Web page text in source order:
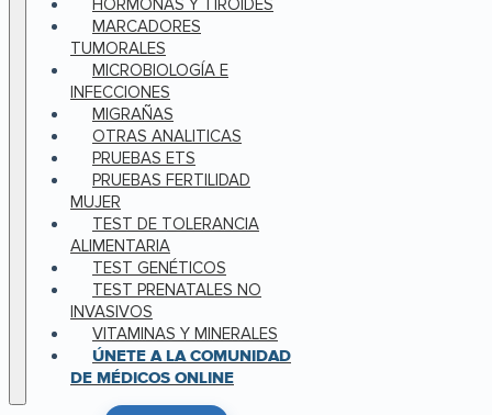
HORMONAS Y TIROIDES
MARCADORES
TUMORALES
MICROBIOLOGÍA E
INFECCIONES
MIGRAÑAS
OTRAS ANALITICAS
PRUEBAS ETS
PRUEBAS FERTILIDAD
MUJER
TEST DE TOLERANCIA
ALIMENTARIA
TEST GENÉTICOS
TEST PRENATALES NO
INVASIVOS
VITAMINAS Y MINERALES
ÚNETE A LA COMUNIDAD
DE MÉDICOS ONLINE